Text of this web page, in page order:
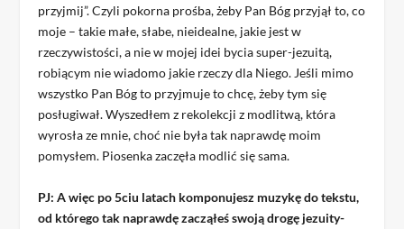
przyjmij”. Czyli pokorna prośba, żeby Pan Bóg przyjął to, co
moje – takie małe, słabe, nieidealne, jakie jest w
rzeczywistości, a nie w mojej idei bycia super-jezuitą,
robiącym nie wiadomo jakie rzeczy dla Niego. Jeśli mimo
wszystko Pan Bóg to przyjmuje to chcę, żeby tym się
posługiwał. Wyszedłem z rekolekcji z modlitwą, która
wyrosła ze mnie, choć nie była tak naprawdę moim
pomysłem. Piosenka zaczęła modlić się sama.
PJ: A więc po 5ciu latach komponujesz muzykę do tekstu,
od którego tak naprawdę zacząłeś swoją drogę jezuity-